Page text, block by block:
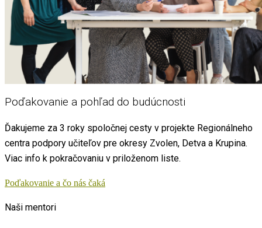
Poďakovanie a pohľad do budúcnosti
Ďakujeme za 3 roky spoločnej cesty v projekte Regionálneho
centra podpory učiteľov pre okresy Zvolen, Detva a Krupina.
Viac info k pokračovaniu v priloženom liste.
Poďakovanie a čo nás čaká
Naši mentori